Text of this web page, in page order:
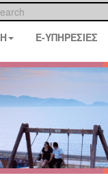
E-ΥΠΗΡΕΣΙΕΣ